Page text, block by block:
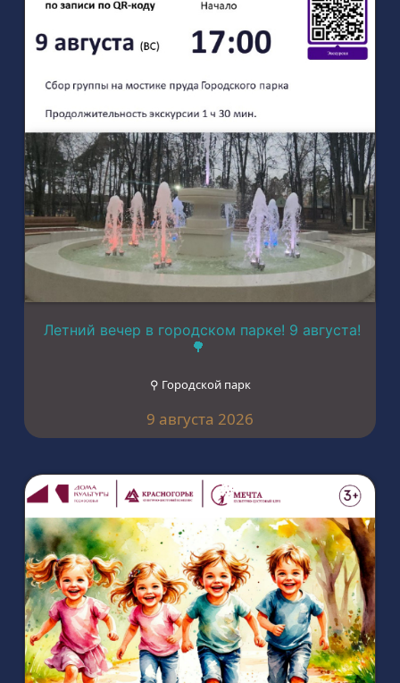
Летний вечер в городском парке! 9 августа!
🌳
⚲ Городской парк
9 августа 2026